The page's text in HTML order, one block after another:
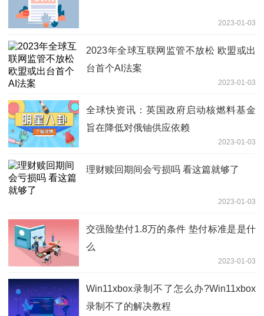
2023-01-03
2023年全球互联网监管不放松 欧盟或出
台首个AI法案
2023-01-03
全球快资讯：英国政府启动核燃料基金
旨在降低对俄铀供应依赖
2023-01-03
理财赎回期间会亏损吗 看这篇就够了
2023-01-03
交强险垫付1.8万的条件 垫付标准是是什
么
2023-01-03
​Win11xbox录制不了怎么办?Win11xbox
录制不了的解决教程